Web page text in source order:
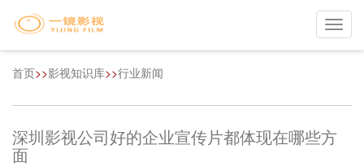
首页>>影视知识库>>行业新闻
深圳影视公司好的企业宣传片都体现在哪些方
面